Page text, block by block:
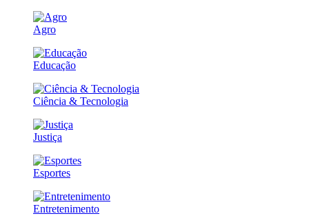
Agro
Educação
Ciência & Tecnologia
Justiça
Esportes
Entretenimento